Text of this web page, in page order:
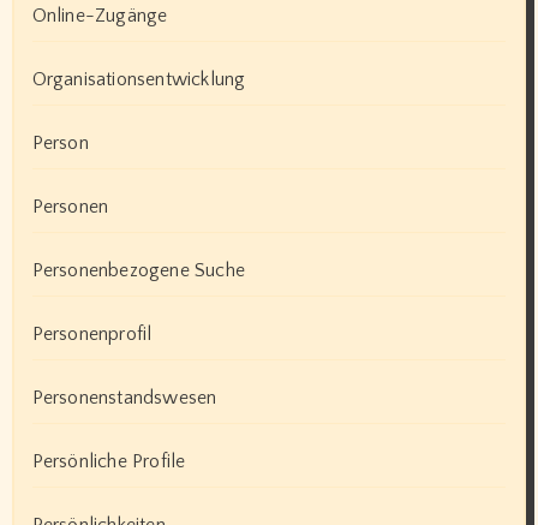
Online-Zugänge
Organisationsentwicklung
Person
Personen
Personenbezogene Suche
Personenprofil
Personenstandswesen
Persönliche Profile